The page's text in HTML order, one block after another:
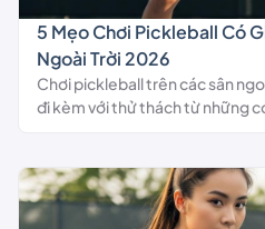
5 Mẹo Chơi Pickleball Có
Ngoài Trời 2026
Chơi pickleball trên các sân
đi kèm với thử thách từ những